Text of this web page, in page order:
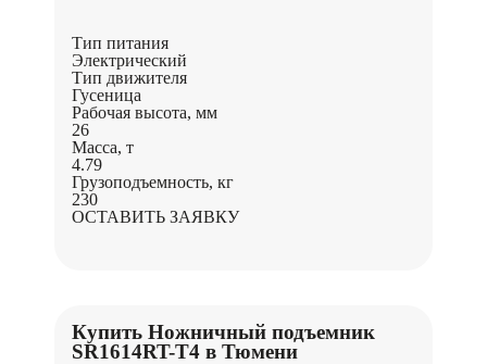
Тип питания
Электрический
Тип движителя
Гусеница
Рабочая высота, мм
26
Масса, т
4.79
Грузоподъемность, кг
230
ОСТАВИТЬ ЗАЯВКУ
Купить Ножничный подъемник
SR1614RT-Т4 в Тюмени